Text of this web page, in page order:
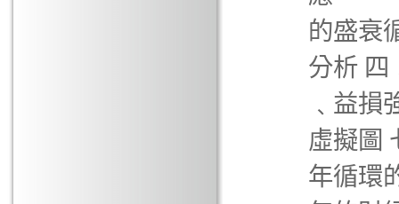
的盛衰
分析 四
﹑益損
虛擬圖
年循環